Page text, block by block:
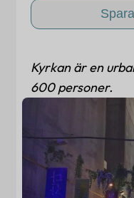
Kyrkan är en
600 personer.